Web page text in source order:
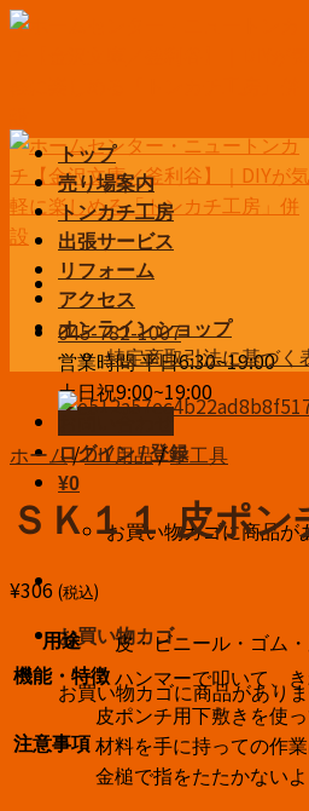
Skip
045-782-1007
営業時間 平日6:30~19:00
土日祝9:00~19:00
ログイン / 登録
¥0
お買い物カゴに商品が
お買い物カゴ
お買い物カゴに商品があり
トップ
売り場案内
トンカチ工房
出張サービス
リフォーム
アクセス
オンラインショップ
特定商取引法に基づく
ホーム/DIY用品/手工具
ＳＫ１１ 皮ポン
¥306 (税込)
用途 皮・ビニール・ゴム・
機能・特徴 ハンマーで叩いて、
注意事項
皮ポンチ用下敷きを使
材料を手に持っての作
金槌で指をたたかない